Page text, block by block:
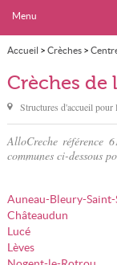
Menu
Accueil > Crèches>
Crèches de
Structures d'accueil pour
AlloCreche référence
communes ci-dessous
Auneau-Bleury-
Châteaudun
Lucé
Lèves